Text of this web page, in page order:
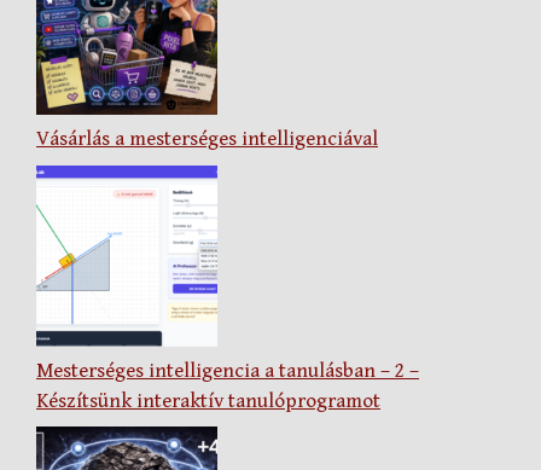
Vásárlás a mesterséges intelligenciával
Mesterséges intelligencia a tanulásban – 2 –
Készítsünk interaktív tanulóprogramot